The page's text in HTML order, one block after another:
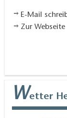
E-Mail
Zur Webseite
Wetter